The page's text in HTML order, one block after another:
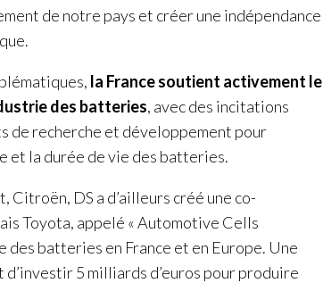
de notre pays et créer une indépendance
la France soutient activement le
des batteries, avec des incitations
de recherche et développement pour
et la durée de vie des batteries.
Citroën, DS a d’ailleurs créé une co-
Toyota, appelé « Automotive Cells
des batteries en France et en Europe. Une
5 milliards d’euros pour produire